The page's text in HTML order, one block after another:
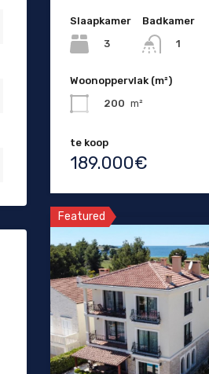
Slaapkamer
3
Badkamer
1
Woonoppervlak (m²)
200 m²
te koop
189.000€
Featured